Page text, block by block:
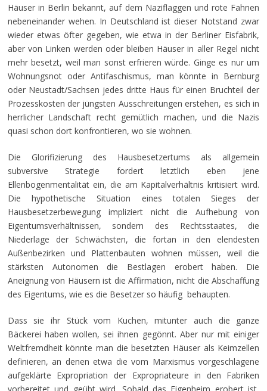
Häuser in Berlin bekannt, auf dem Naziflaggen und rote Fahnen
nebeneinander wehen. In Deutschland ist dieser Notstand zwar
wieder etwas öfter gegeben, wie etwa in der Berliner Eisfabrik,
aber von Linken werden oder bleiben Häuser in aller Regel nicht
mehr besetzt, weil man sonst erfrieren würde. Ginge es nur um
Wohnungsnot oder Antifaschismus, man könnte in Bernburg
oder Neustadt/Sachsen jedes dritte Haus für einen Bruchteil der
Prozesskosten der jüngsten Ausschreitungen erstehen, es sich in
herrlicher Landschaft recht gemütlich machen, und die Nazis
quasi schon dort konfrontieren, wo sie wohnen.
Die Glorifizierung des Hausbesetzertums als allgemein
subversive Strategie fordert letztlich eben jene
Ellenbogenmentalität ein, die am Kapitalverhältnis kritisiert wird.
Die hypothetische Situation eines totalen Sieges der
Hausbesetzerbewegung impliziert nicht die Aufhebung von
Eigentumsverhältnissen, sondern des Rechtsstaates, die
Niederlage der Schwächsten, die fortan in den elendesten
Außenbezirken und Plattenbauten wohnen müssen, weil die
stärksten Autonomen die Bestlagen erobert haben. Die
Aneignung von Häusern ist die Affirmation, nicht die Abschaffung
des Eigentums, wie es die Besetzer so häufig behaupten.
Dass sie ihr Stück vom Kuchen, mitunter auch die ganze
Bäckerei haben wollen, sei ihnen gegönnt. Aber nur mit einiger
Weltfremdheit könnte man die besetzten Häuser als Keimzellen
definieren, an denen etwa die vom Marxismus vorgeschlagene
aufgeklärte Expropriation der Expropriateure in den Fabriken